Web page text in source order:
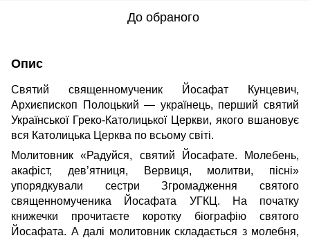
До обраного
Опис
Святий священномученик Йосафат Кунцевич,
Архиєпископ Полоцький — українець, перший святий
Української Греко-Католицької Церкви, якого вшановує
вся Католицька Церква по всьому світі.
Молитовник «Радуйся, святий Йосафате. Молебень,
акафіст, дев’ятниця, Вервиця, молитви, пісні»
упорядкували сестри Згромадження святого
священномученика Йосафата УГКЦ. На початку
книжечки прочитаєте коротку біографію святого
Йосафата. А далі молитовник складається з молебня,